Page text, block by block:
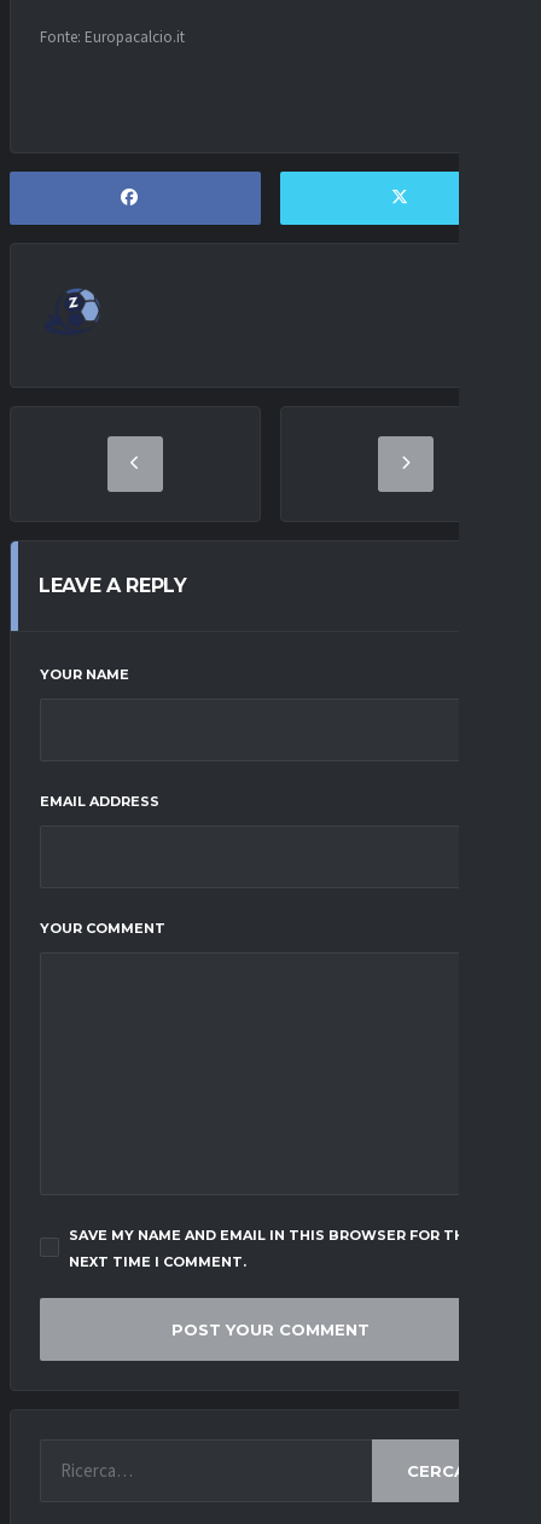
Fonte: Europacalcio.it
LEAVE A REPLY
YOUR NAME
EMAIL ADDRESS
YOUR COMMENT
SAVE MY NAME AND EMAIL IN THIS BROWSER FOR THE
NEXT TIME I COMMENT.
CERCA